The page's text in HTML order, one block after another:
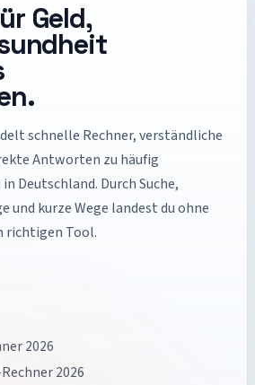
Geld,
schnelle Rechner, verständliche
Antworten zu häufig
Deutschland. Durch Suche,
und kurze Wege landest du ohne
richtigen Tool.
2026
2026